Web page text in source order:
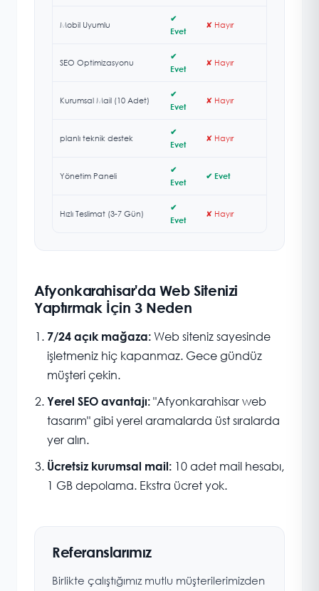
Mobil Uyumlu
✔
Evet
✘ Hayır
SEO Optimizasyonu
✔
Evet
✘ Hayır
Kurumsal Mail (10 Adet)
✔
Evet
✘ Hayır
planlı teknik destek
✔
Evet
✘ Hayır
Yönetim Paneli
✔
Evet
✔ Evet
Hızlı Teslimat (3-7 Gün)
✔
Evet
✘ Hayır
Afyonkarahisar'da Web Sitenizi
Yaptırmak İçin 3 Neden
7/24 açık mağaza: Web siteniz sayesinde
işletmeniz hiç kapanmaz. Gece gündüz
müşteri çekin.
Yerel SEO avantajı: "Afyonkarahisar web
tasarım" gibi yerel aramalarda üst sıralarda
yer alın.
Ücretsiz kurumsal mail: 10 adet mail hesabı,
1 GB depolama. Ekstra ücret yok.
Referanslarımız
Birlikte çalıştığımız mutlu müşterilerimizden